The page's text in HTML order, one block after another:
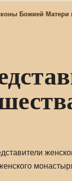
Божией Матери в